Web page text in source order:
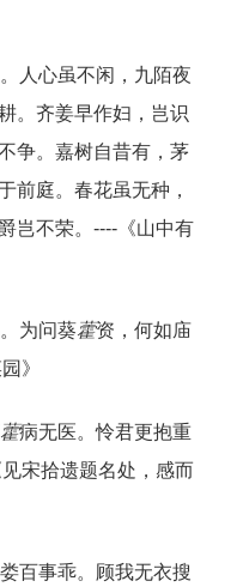
人心虽不闲，九陌夜
。齐姜早作妇，岂识
争。嘉树自昔有，茅
前庭。春花虽无种，
岂不荣。----《山中有
为问葵藿资，何如庙
》
藿病无医。怜君更抱重
宋拾遗题名处，感而
百事乖。顾我无衣搜